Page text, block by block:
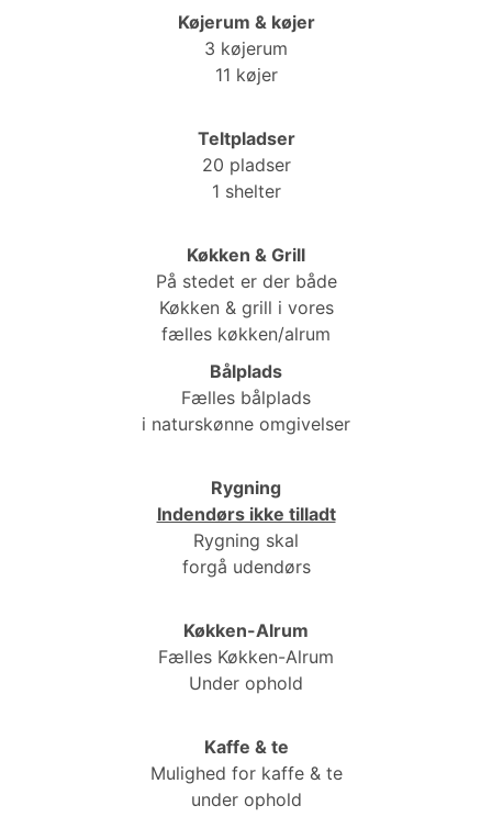
Køjerum & køjer
3 køjerum
11 køjer
Teltpladser
20 pladser
1 shelter
Køkken & Grill
På stedet er der både
Køkken & grill i vores
fælles køkken/alrum
Bålplads
Fælles bålplads
i naturskønne omgivelser
Rygning
Indendørs ikke tilladt
Rygning skal
forgå udendørs
Køkken-Alrum
Fælles Køkken-Alrum
Under ophold
Kaffe & te
Mulighed for kaffe & te
under ophold